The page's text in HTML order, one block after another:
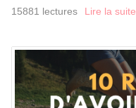
15881 lectures Lire la suite